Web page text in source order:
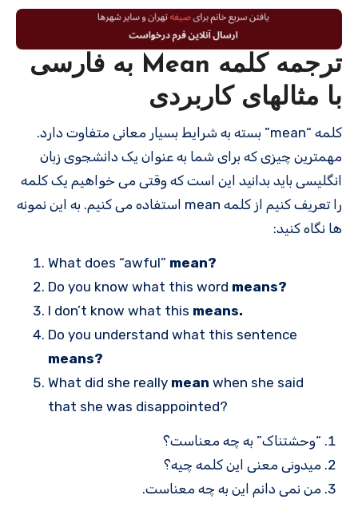
ترجمه کلمه Mean به فارسی
با مثالهای کاربردی
کلمه “mean” بسته به شرایط بسیار معانی متفاوت دارد.
مهمترین چیزی که برای شما به عنوان یک دانشجوی زبان
انگلیسی باید بدانید این است که وقتی می خواهیم یک کلمه
را تعریف کنیم از کلمه mean استفاده می کنیم. به این نمونه
ها نگاه کنید:
What does “awful” mean?
Do you know what this word means?
I don’t know what this means.
Do you understand what this sentence
means?
What did she really mean when she said
that she was disappointed?
“وحشتناک” به چه معناست؟
میدونی معنی این کلمه چیه؟
من نمی دانم این به چه معناست.